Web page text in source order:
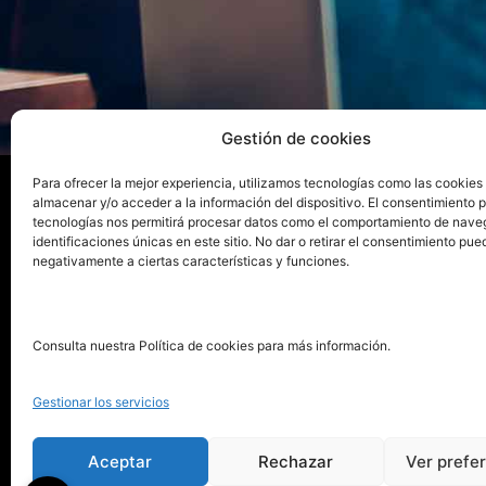
Gestión de cookies
Para ofrecer la mejor experiencia, utilizamos tecnologías como las cookies
almacenar y/o acceder a la información del dispositivo. El consentimiento
tecnologías nos permitirá procesar datos como el comportamiento de
identificaciones únicas en este sitio. No dar o retirar el consentimiento
negativamente a ciertas características y funciones.
Consulta nuestra Política de cookies para más información.
Gestionar los servicios
Aceptar Rechazar Ver
pionero de autoedición
911 413 306
info@puntorojolibros.com
La